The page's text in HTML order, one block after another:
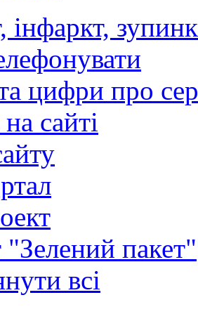
інфаркт,
цифри про
сайті
пакет"
всі